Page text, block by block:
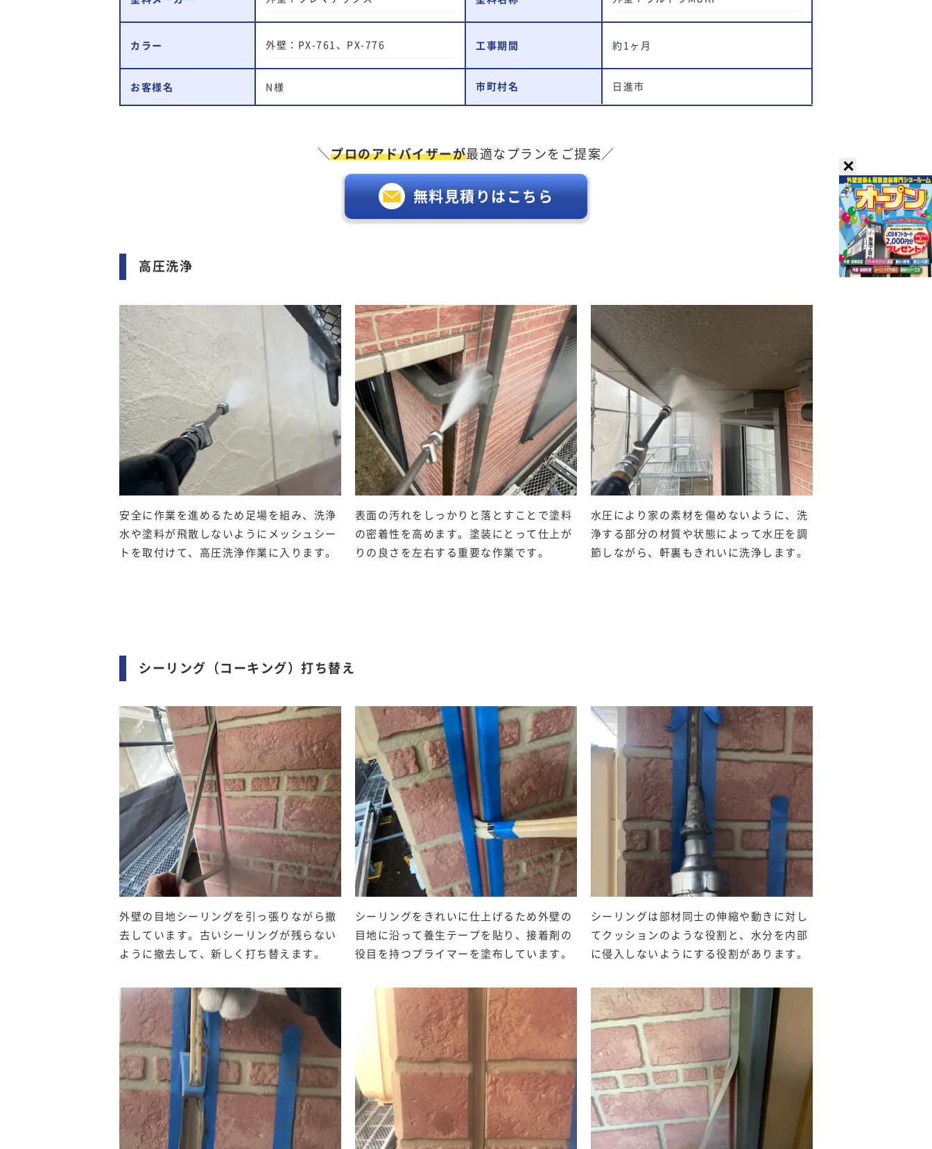
カラー 外壁：PX-761、PX-776 工事期間 約1ヶ月
お客様名 N様 市町村名 日進市
＼ プロのアドバイザーが最適なプランをご提案／
無料見積りはこちら
高圧洗浄
安全に作業を進めるため足場を組み、洗浄
水や塗料が飛散しないようにメッシュシー
トを取付けて、高圧洗浄作業に入ります。
表面の汚れをしっかりと落とすことで塗料
の密着性を高めます。塗装にとって仕上が
りの良さを左右する重要な作業です。
水圧により家の素材を傷めないように、洗
浄する部分の材質や状態によって水圧を調
節しながら、軒裏もきれいに洗浄します。
シーリング（コーキング）打ち替え
外壁の目地シーリングを引っ張りながら撤
去しています。古いシーリングが残らない
ように撤去して、新しく打ち替えます。
シーリングをきれいに仕上げるため外壁の
目地に沿って養生テープを貼り、接着剤の
役目を持つプライマーを塗布しています。
シーリングは部材同士の伸縮や動きに対し
てクッションのような役割と、水分を内部
に侵入しないようにする役割があります。
✕